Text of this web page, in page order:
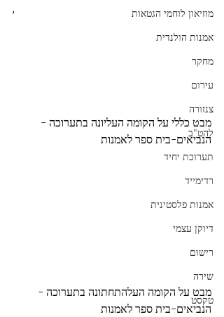
מוזיאון לוחמי הגטאות
אמנות הולנדית
מחקר
עירום
צנזורה
להט"ב
תערוכת יחיד
רדימייד
אמנות פלסטינית
דיוקן עצמי
רישום
שירה
טקסט
,
מבט כללי על הקומה העליונה בתערוכה -
הנביאים-בית ספר לאמנות
מבט על הקומה העלהתחתונה בתערוכה -
הנביאים-בית ספר לאמנות